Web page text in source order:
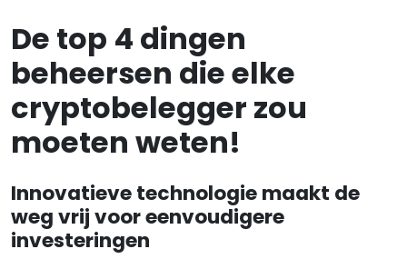
De top 4 dingen
beheersen die elke
cryptobelegger zou
moeten weten!
Innovatieve technologie maakt de
weg vrij voor eenvoudigere
investeringen